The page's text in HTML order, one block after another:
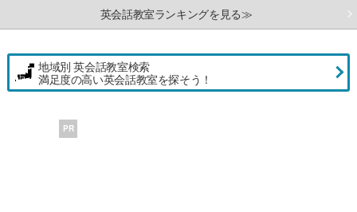
英会話教室ランキングを見る≫
地域別 英会話教室検索
満足度の高い英会話教室を探そう！
PR